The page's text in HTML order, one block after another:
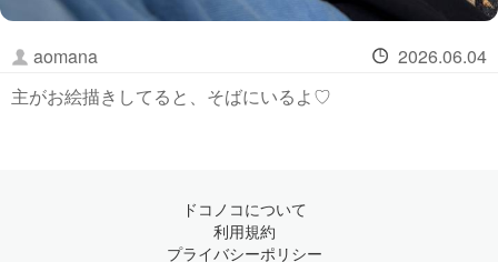
aomana
2026.06.04
主がお絵描きしてると、そばにいるよ♡
ドコノコについて
利用規約
プライバシーポリシー